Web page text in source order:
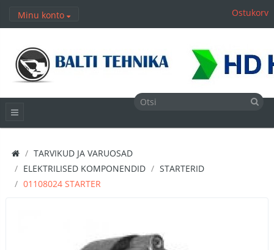
Minu konto Ostukorv
TARVIKUD JA VARUOSAD
ELEKTRILISED KOMPONENDID
STARTERID
01108024 STARTER